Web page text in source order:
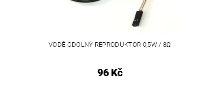
VODĚ ODOLNÝ REPRODUKTOR 0,5W / 8Ω
96 Kč